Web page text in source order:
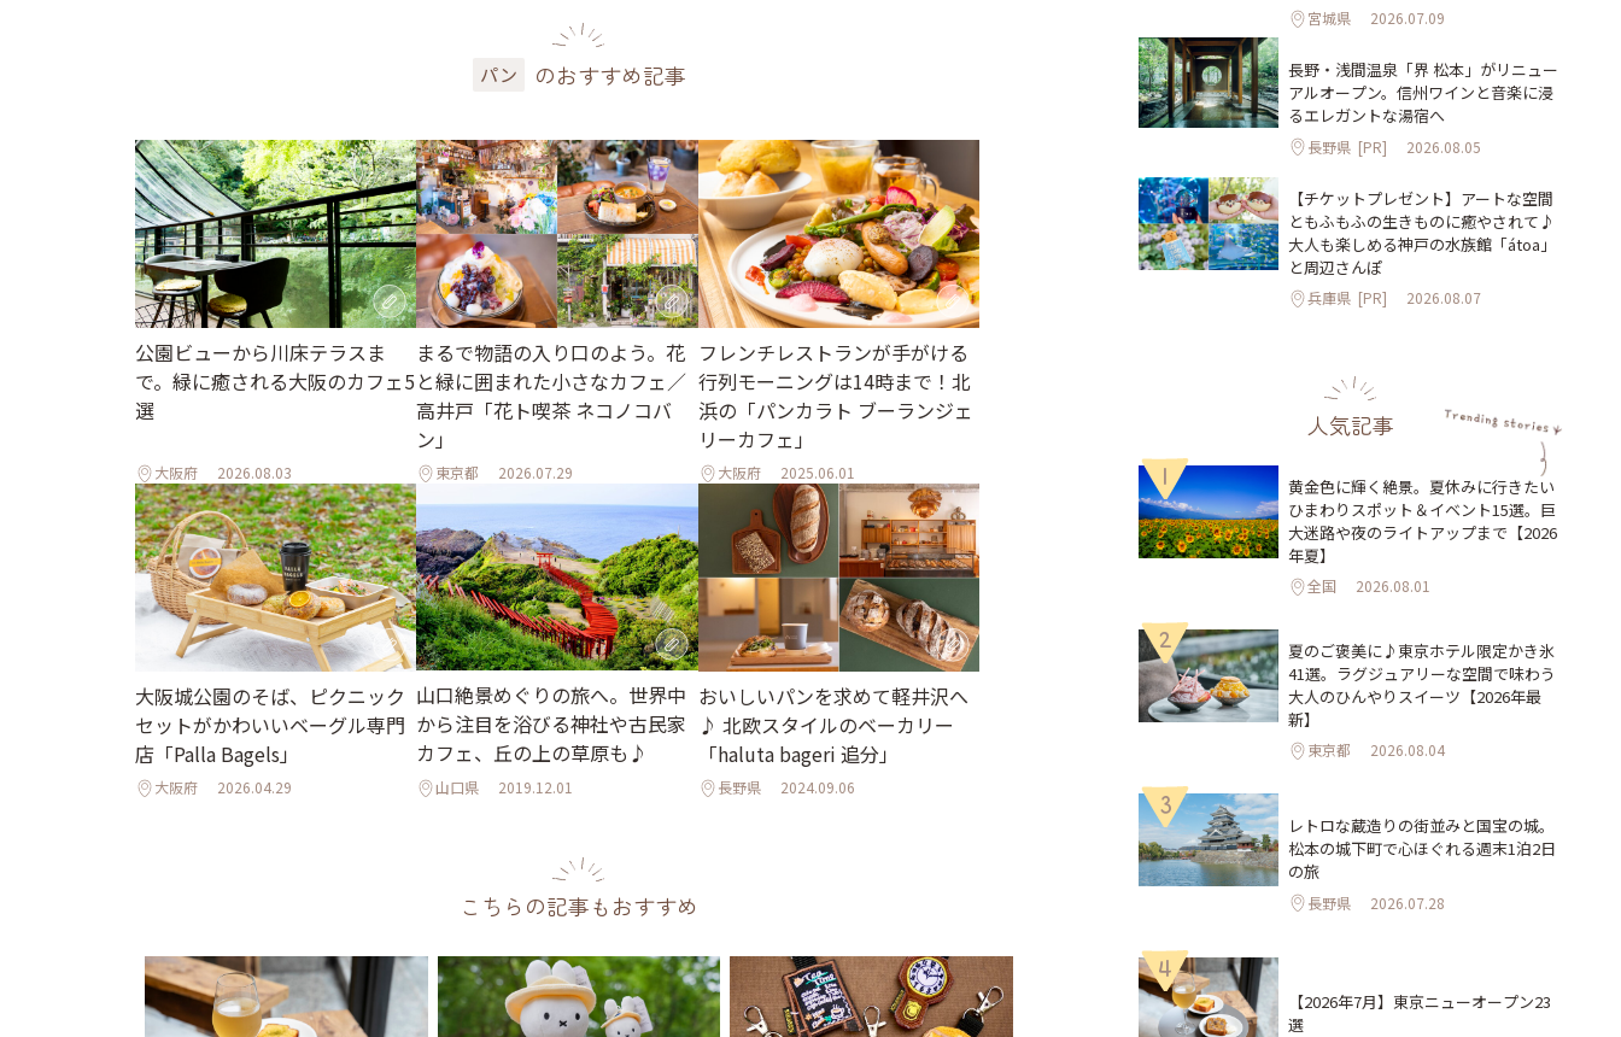
パン のおすすめ記事
公園ビューから川床テラスま
で。緑に癒される大阪のカフェ5
選
大阪府 2026.08.03
まるで物語の入り口のよう。花
と緑に囲まれた小さなカフェ／
高井戸「花ト喫茶 ネコノコバ
ン」
東京都 2026.07.29
フレンチレストランが手がける
行列モーニングは14時まで！北
浜の「パンカラト ブーランジェ
リーカフェ」
大阪府 2025.06.01
大阪城公園のそば、ピクニック
セットがかわいいベーグル専門
店「Palla Bagels」
大阪府 2026.04.29
山口絶景めぐりの旅へ。世界中
から注目を浴びる神社や古民家
カフェ、丘の上の草原も♪
山口県 2019.12.01
おいしいパンを求めて軽井沢へ
♪ 北欧スタイルのベーカリー
「haluta bageri 追分」
長野県 2024.09.06
こちらの記事もおすすめ
宮城県 2026.07.09
長野・浅間温泉「界 松本」がリニュー
アルオープン。信州ワインと音楽に浸
るエレガントな湯宿へ
長野県 [PR] 2026.08.05
【チケットプレゼント】アートな空間
ともふもふの生きものに癒やされて♪
大人も楽しめる神戸の水族館「átoa」
と周辺さんぽ
兵庫県 [PR] 2026.08.07
人気記事
1
黄金色に輝く絶景。夏休みに行きたい
ひまわりスポット＆イベント15選。巨
大迷路や夜のライトアップまで【2026
年夏】
全国 2026.08.01
2
夏のご褒美に♪東京ホテル限定かき氷
41選。ラグジュアリーな空間で味わう
大人のひんやりスイーツ【2026年最
新】
東京都 2026.08.04
3
レトロな蔵造りの街並みと国宝の城。
松本の城下町で心ほぐれる週末1泊2日
の旅
長野県 2026.07.28
4
【2026年7月】東京ニューオープン23
選